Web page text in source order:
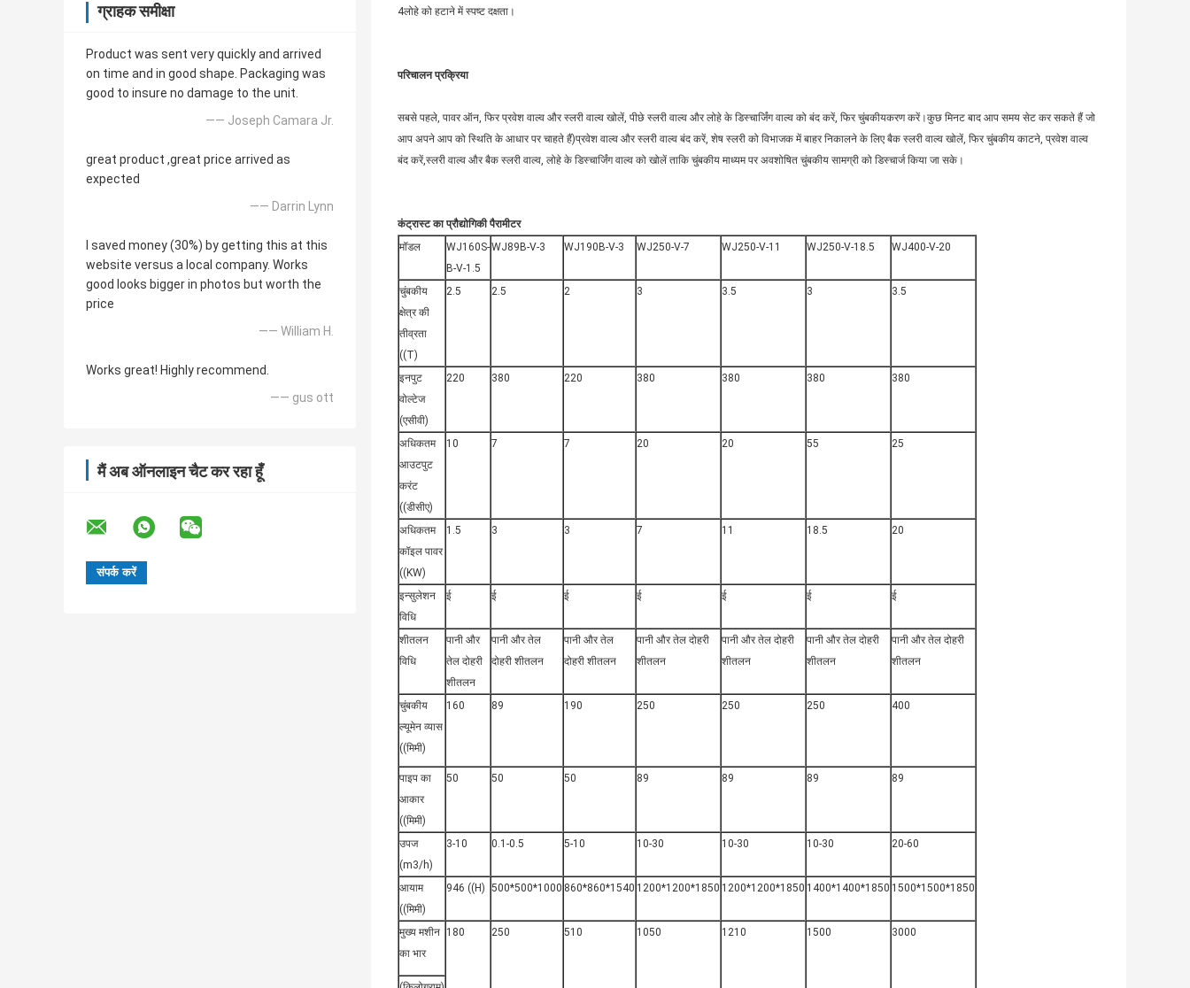
ग्राहक समीक्षा
Product was sent very quickly and arrived
on time and in good shape. Packaging was
good to insure no damage to the unit.
—— Joseph Camara Jr.
great product ,great price arrived as
expected
—— Darrin Lynn
I saved money (30%) by getting this at this
website versus a local company. Works
good looks bigger in photos but worth the
price
—— William H.
Works great! Highly recommend.
—— gus ott
मैं अब ऑनलाइन चैट कर रहा हूँ
4लोहे को हटाने में स्पष्ट दक्षता।
परिचालन प्रक्रिया
सबसे पहले, पावर ऑन, फिर प्रवेश वाल्व और स्लरी वाल्व खोलें, पीछे स्लरी वाल्व और लोहे के डिस्चार्जिंग वाल्व को बंद करें, फिर चुंबकीयकरण करें।कुछ मिनट बाद आप समय सेट कर सकते हैं जो
आप अपने आप को स्थिति के आधार पर चाहते हैं)प्रवेश वाल्व और स्लरी वाल्व बंद करें, शेष स्लरी को विभाजक में बाहर निकालने के लिए बैक स्लरी वाल्व खोलें, फिर चुंबकीय काटने, प्रवेश वाल्व
बंद करें,स्लरी वाल्व और बैक स्लरी वाल्व, लोहे के डिस्चार्जिंग वाल्व को खोलें ताकि चुंबकीय माध्यम पर अवशोषित चुंबकीय सामग्री को डिस्चार्ज किया जा सके।
कंट्रास्ट का प्रौद्योगिकी पैरामीटर
मॉडल
WJ160S-
B-V-1.5
WJ89B-V-3 WJ190B-V-3 WJ250-V-7 WJ250-V-11 WJ250-V-18.5 WJ400-V-20
चुंबकीय
क्षेत्र की
तीव्रता
((T)
2.5 2.5 2 3 3.5 3 3.5
इनपुट
वोल्टेज
(एसीवी)
220 380 220 380 380 380 380
अधिकतम
आउटपुट
करंट
((डीसीए)
10 7 7 20 20 55 25
अधिकतम
कॉइल पावर
((KW)
1.5 3 3 7 11 18.5 20
इन्सुलेशन
विधि
ई ई ई ई ई ई ई
शीतलन
विधि
पानी और
तेल दोहरी
शीतलन
पानी और तेल
दोहरी शीतलन
पानी और तेल
दोहरी शीतलन
पानी और तेल दोहरी
शीतलन
पानी और तेल दोहरी
शीतलन
पानी और तेल दोहरी
शीतलन
पानी और तेल दोहरी
शीतलन
चुंबकीय
ल्यूमेन व्यास
((मिमी)
160 89 190 250 250 250 400
पाइप का
आकार
((मिमी)
50 50 50 89 89 89 89
उपज
(m3/h)
3-10 0.1-0.5 5-10 10-30 10-30 10-30 20-60
आयाम
((मिमी)
946 ((H) 500*500*1000 860*860*1540 1200*1200*1850 1200*1200*1850 1400*1400*1850 1500*1500*1850
मुख्य मशीन
का भार
180 250 510 1050 1210 1500 3000